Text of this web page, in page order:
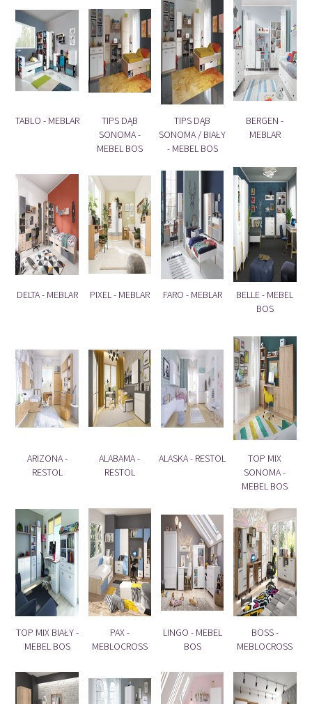
TABLO - MEBLAR
TIPS DĄB
SONOMA -
MEBEL BOS
TIPS DĄB
SONOMA / BIAŁY
- MEBEL BOS
BERGEN -
MEBLAR
DELTA - MEBLAR PIXEL - MEBLAR FARO - MEBLAR
BELLE - MEBEL
BOS
ARIZONA -
RESTOL
ALABAMA -
RESTOL
ALASKA - RESTOL
TOP MIX
SONOMA -
MEBEL BOS
TOP MIX BIAŁY -
MEBEL BOS
PAX -
MEBLOCROSS
LINGO - MEBEL
BOS
BOSS -
MEBLOCROSS